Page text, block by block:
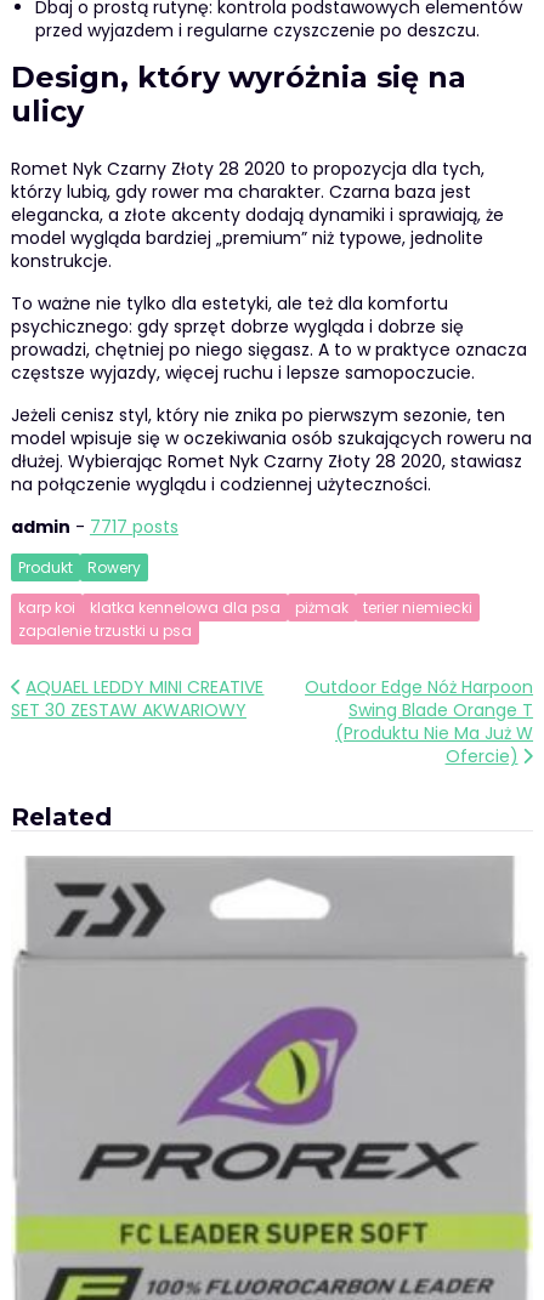
Dbaj o prostą rutynę: kontrola podstawowych elementów
przed wyjazdem i regularne czyszczenie po deszczu.
Design, który wyróżnia się na
ulicy
Romet Nyk Czarny Złoty 28 2020 to propozycja dla tych,
którzy lubią, gdy rower ma charakter. Czarna baza jest
elegancka, a złote akcenty dodają dynamiki i sprawiają, że
model wygląda bardziej „premium” niż typowe, jednolite
konstrukcje.
To ważne nie tylko dla estetyki, ale też dla komfortu
psychicznego: gdy sprzęt dobrze wygląda i dobrze się
prowadzi, chętniej po niego sięgasz. A to w praktyce oznacza
częstsze wyjazdy, więcej ruchu i lepsze samopoczucie.
Jeżeli cenisz styl, który nie znika po pierwszym sezonie, ten
model wpisuje się w oczekiwania osób szukających roweru na
dłużej. Wybierając Romet Nyk Czarny Złoty 28 2020, stawiasz
na połączenie wyglądu i codziennej użyteczności.
admin - 7717 posts
Produkt
Rowery
karp koi
klatka kennelowa dla psa piżmak
terier niemiecki
zapalenie trzustki u psa
Nawigacja
wpisu
AQUAEL LEDDY MINI CREATIVE
SET 30 ZESTAW AKWARIOWY
Outdoor Edge Nóż Harpoon
Swing Blade Orange T
(Produktu Nie Ma Już W
Ofercie)
Related